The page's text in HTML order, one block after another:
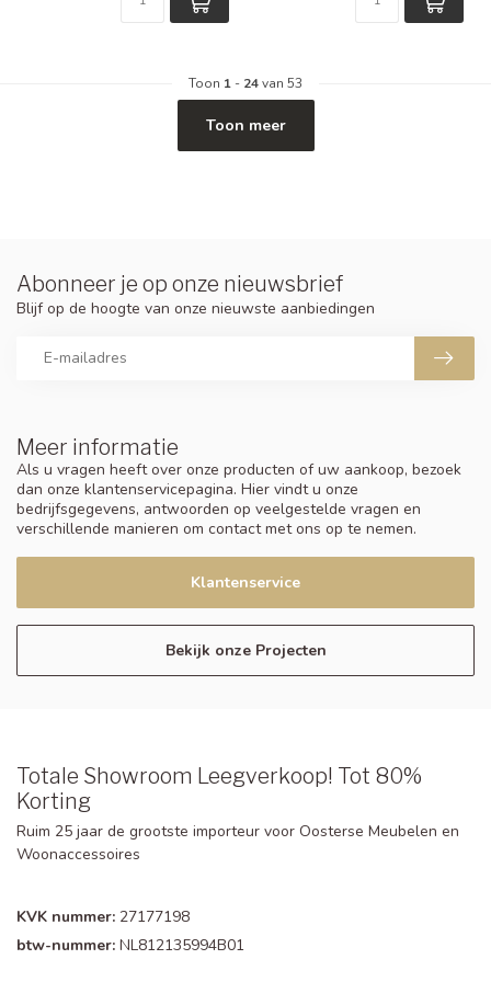
Toon 1 - 24van 53
Toon meer
Meer informatie
Als u vragen heeft over onze producten of uw aankoop, bezoek
dan onze klantenservicepagina. Hier vindt u onze
bedrijfsgegevens, antwoorden op veelgestelde vragen en
verschillende manieren om contact met ons op te nemen.
Klantenservice
Bekijk onze Projecten
Abonneer je op onze nieuwsbrief
Blijf op de hoogte van onze nieuwste aanbiedingen
Totale Showroom Leegverkoop! Tot 80%
Korting
Ruim 25 jaar de grootste importeur voor Oosterse Meubelen en
Woonaccessoires
KVK nummer: 27177198
btw-nummer: NL812135994B01